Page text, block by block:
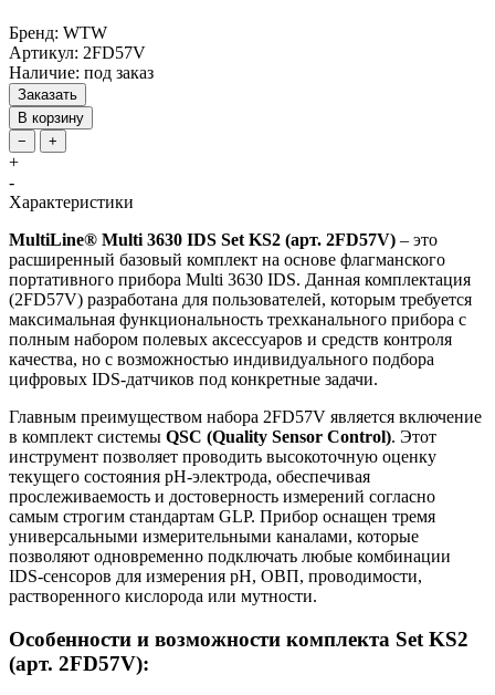
Бренд: WTW
Артикул: 2FD57V
Наличие: под заказ
Заказать
В корзину
−
+
+
-
Характеристики
MultiLine® Multi 3630 IDS Set KS2 (арт. 2FD57V) – это
расширенный базовый комплект на основе флагманского
портативного прибора Multi 3630 IDS. Данная комплектация
(2FD57V) разработана для пользователей, которым требуется
максимальная функциональность трехканального прибора с
полным набором полевых аксессуаров и средств контроля
качества, но с возможностью индивидуального подбора
цифровых IDS-датчиков под конкретные задачи.
Главным преимуществом набора 2FD57V является включение
в комплект системы QSC (Quality Sensor Control). Этот
инструмент позволяет проводить высокоточную оценку
текущего состояния pH-электрода, обеспечивая
прослеживаемость и достоверность измерений согласно
самым строгим стандартам GLP. Прибор оснащен тремя
универсальными измерительными каналами, которые
позволяют одновременно подключать любые комбинации
IDS-сенсоров для измерения pH, ОВП, проводимости,
растворенного кислорода или мутности.
Особенности и возможности комплекта Set KS2
(арт. 2FD57V):